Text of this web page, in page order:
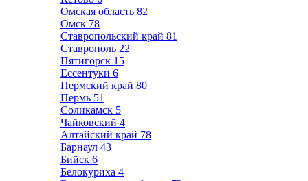
Омская область 82
Омск 78
Ставропольский край 81
Ставрополь 22
Пятигорск 15
Ессентуки 6
Пермский край 80
Пермь 51
Соликамск 5
Чайковский 4
Алтайский край 78
Барнаул 43
Бийск 6
Белокуриха 4